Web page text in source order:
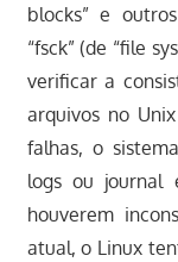
blocks” e
“fsck” (de “file
verificar a
arquivos no
falhas, o
logs ou journal
houverem
atual, o Linux